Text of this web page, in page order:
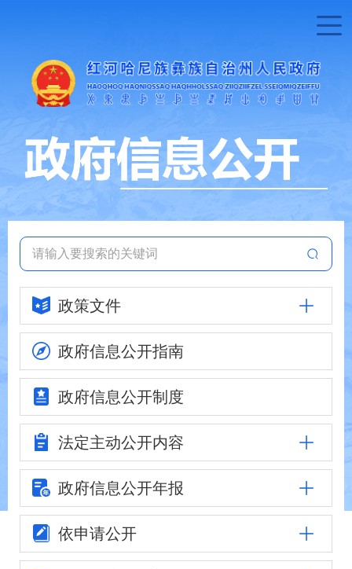
政策文件
政府信息公开指南
政府信息公开制度
法定主动公开内容
政府信息公开年报
依申请公开